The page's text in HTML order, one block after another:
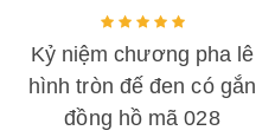
Kỷ niệm chương pha lê
hình tròn đế đen có gắn
đồng hồ mã 028